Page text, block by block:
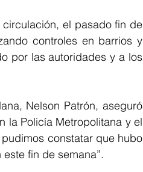
el pasado fin de
controles en barrios y
por las autoridades y a los
Nelson Patrón, aseguró
la Policía Metropolitana
constatar que hubo
fin de semana”.